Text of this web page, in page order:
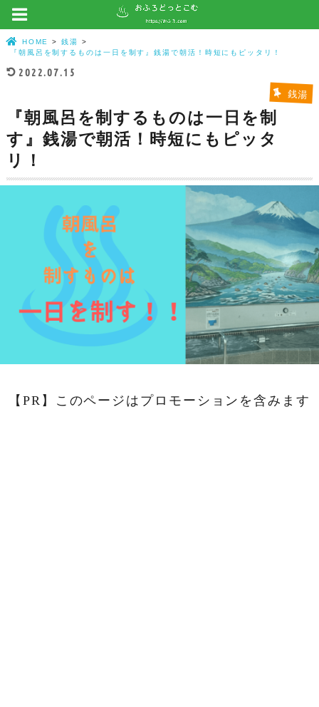
HOME
銭湯
『朝風呂を制するものは一日を制す』銭湯で朝活！時短にもピッタリ！
2022.07.15
銭湯
『朝風呂を制するものは一日を制
す』銭湯で朝活！時短にもピッタ
リ！
【PR】このページはプロモーションを含みます